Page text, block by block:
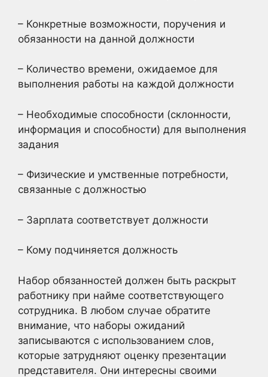
– Конкретные возможности, поручения и
обязанности на данной должности
– Количество времени, ожидаемое для
выполнения работы на каждой должности
– Необходимые способности (склонности,
информация и способности) для выполнения
задания
– Физические и умственные потребности,
связанные с должностью
– Зарплата соответствует должности
– Кому подчиняется должность
Набор обязанностей должен быть раскрыт
работнику при найме соответствующего
сотрудника. В любом случае обратите
внимание, что наборы ожиданий
записываются с использованием слов,
которые затрудняют оценку презентации
представителя. Они интересны своими